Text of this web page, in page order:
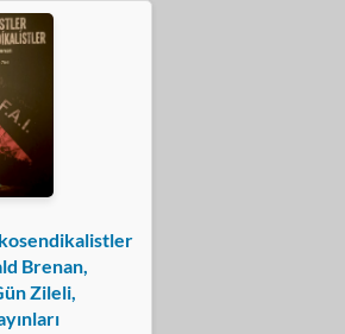
Brenan,
Zileli,